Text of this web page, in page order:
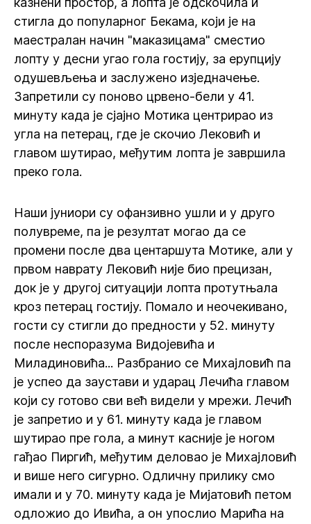
стигла до популарног Бекама, који је на
маестралан начин "маказицама" сместио
лопту у десни угао гола гостију, за ерупцију
одушевљења и заслужено изједначење.
Запретили су поново црвено-бели у 41.
минуту када је сјајно Мотика центрирао из
угла на петерац, где је скочио Лековић и
главом шутирао, међутим лопта је завршила
преко гола.
Наши јуниори су офанзивно ушли и у друго
полувреме, па је резултат могао да се
промени после два центаршута Мотике, али у
првом наврату Лековић није био прецизан,
док је у другој ситуацији лопта протутњала
кроз петерац гостију. Помало и неочекивано,
гости су стигли до предности у 52. минуту
после неспоразума Видојевића и
Миладиновића... Разбранио се Михајловић па
је успео да заустави и ударац Лечића главом
који су готово сви већ видели у мрежи. Лечић
је запретио и у 61. минуту када је главом
шутирао пре гола, а минут касније је ногом
гађао Пиргић, међутим деловао је Михајловић
и више него сигурно. Одличну прилику смо
имали и у 70. минуту када је Мијатовић петом
одложио до Ивића, а он упослио Марића на